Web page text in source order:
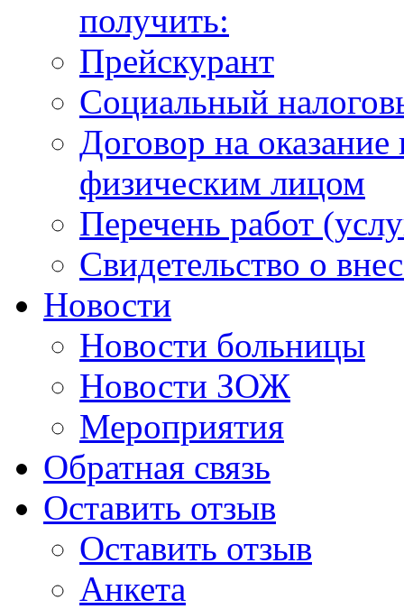
получить:
Прейскурант
Социальный
Договор на
физическим лицом
Перечень работ
Свидетельство о
Новости
Новости больницы
Новости ЗОЖ
Мероприятия
Обратная связь
Оставить отзыв
Оставить отзыв
Анкета